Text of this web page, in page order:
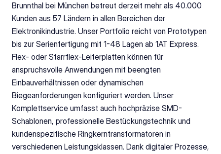
Brunnthal bei München betreut derzeit mehr als 40.000
Kunden aus 57 Ländern in allen Bereichen der
Elektronikindustrie. Unser Portfolio reicht von Prototypen
bis zur Serienfertigung mit 1-48 Lagen ab 1AT Express.
Flex- oder Starrflex-Leiterplatten können für
anspruchsvolle Anwendungen mit beengten
Einbauverhältnissen oder dynamischen
Biegeanforderungen konfiguriert werden. Unser
Komplettservice umfasst auch hochpräzise SMD-
Schablonen, professionelle Bestückungstechnik und
kundenspezifische Ringkerntransformatoren in
verschiedenen Leistungsklassen. Dank digitaler Prozesse,